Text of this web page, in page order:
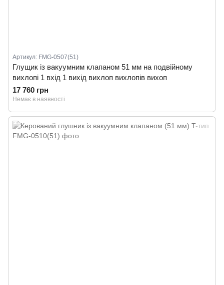
Артикул: FMG-0507(51)
Глущик із вакуумним клапаном 51 мм на подвійному
вихлопі 1 вхід 1 вихід вихлоп вихлопів вихоп
17 760 грн
Немає в наявності